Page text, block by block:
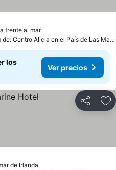
frente al mar
a 0.4 km de: Centro Alicia en el País de Las Maravillas
los
Ver precios
Compartir
de Irlanda